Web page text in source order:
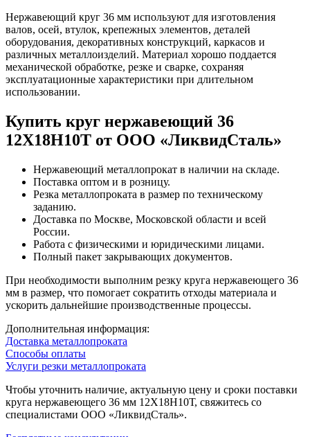
Нержавеющий круг 36 мм используют для изготовления
валов, осей, втулок, крепежных элементов, деталей
оборудования, декоративных конструкций, каркасов и
различных металлоизделий. Материал хорошо поддается
механической обработке, резке и сварке, сохраняя
эксплуатационные характеристики при длительном
использовании.
Купить круг нержавеющий 36
12Х18Н10Т от ООО «ЛиквидСталь»
Нержавеющий металлопрокат в наличии на складе.
Поставка оптом и в розницу.
Резка металлопроката в размер по техническому
заданию.
Доставка по Москве, Московской области и всей
России.
Работа с физическими и юридическими лицами.
Полный пакет закрывающих документов.
При необходимости выполним резку круга нержавеющего 36
мм в размер, что помогает сократить отходы материала и
ускорить дальнейшие производственные процессы.
Дополнительная информация:
Доставка металлопроката
Способы оплаты
Услуги резки металлопроката
Чтобы уточнить наличие, актуальную цену и сроки поставки
круга нержавеющего 36 мм 12Х18Н10Т, свяжитесь со
специалистами ООО «ЛиквидСталь».